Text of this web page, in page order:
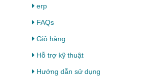
erp
FAQs
Giỏ hàng
Hỗ trợ kỹ thuật
Hướng dẫn sử dụng